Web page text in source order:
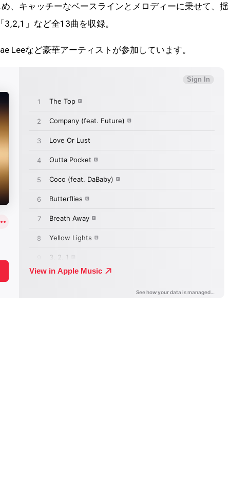
、キャッチーなベースラインとメロディーに乗せて、揺
」など全13曲を収録。
Leeなど豪華アーティストが参加しています。